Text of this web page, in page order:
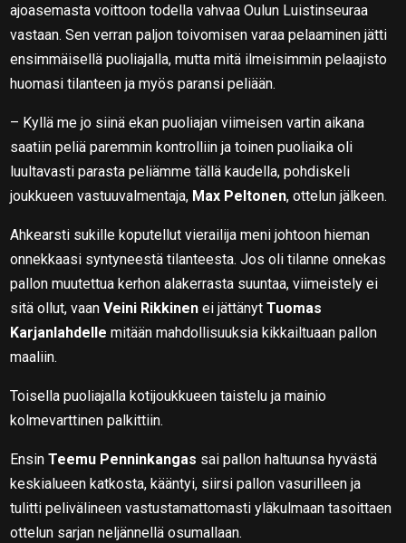
ajoasemasta voittoon todella vahvaa Oulun Luistinseuraa
vastaan. Sen verran paljon toivomisen varaa pelaaminen jätti
ensimmäisellä puoliajalla, mutta mitä ilmeisimmin pelaajisto
huomasi tilanteen ja myös paransi peliään.
– Kyllä me jo siinä ekan puoliajan viimeisen vartin aikana
saatiin peliä paremmin kontrolliin ja toinen puoliaika oli
luultavasti parasta peliämme tällä kaudella, pohdiskeli
joukkueen vastuuvalmentaja, Max Peltonen, ottelun jälkeen.
Ahkearsti sukille koputellut vierailija meni johtoon hieman
onnekkaasi syntyneestä tilanteesta. Jos oli tilanne onnekas
pallon muutettua kerhon alakerrasta suuntaa, viimeistely ei
sitä ollut, vaanVeini Rikkinen ei jättänytTuomas
Karjanlahdelle mitään mahdollisuuksia kikkailtuaan pallon
maaliin.
Toisella puoliajalla kotijoukkueen taistelu ja mainio
kolmevarttinen palkittiin.
EnsinTeemu Penninkangas sai pallon haltuunsa hyvästä
keskialueen katkosta, kääntyi, siirsi pallon vasurilleen ja
tulitti pelivälineen vastustamattomasti yläkulmaan tasoittaen
ottelun sarjan neljännellä osumallaan.